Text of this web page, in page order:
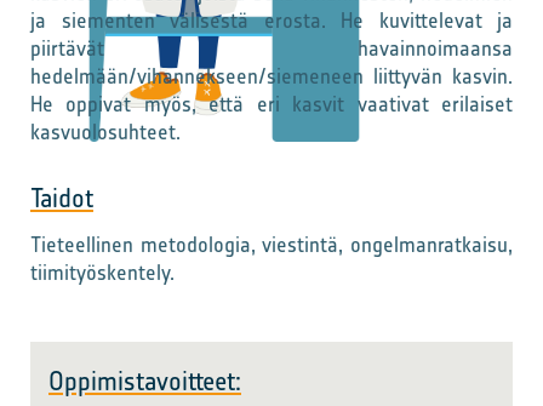
ja siementen välisestä erosta. He kuvittelevat ja
piirtävät havainnoimaansa
hedelmään/vihannekseen/siemeneen liittyvän kasvin.
He oppivat myös, että eri kasvit vaativat erilaiset
kasvuolosuhteet.
Taidot
Tieteellinen metodologia, viestintä, ongelmanratkaisu,
tiimityöskentely.
Oppimistavoitteet: